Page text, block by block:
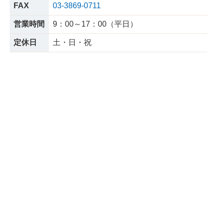
FAX 03-3869-0711
営業時間 9：00～17：00（平日）
定休日 土・日・祝